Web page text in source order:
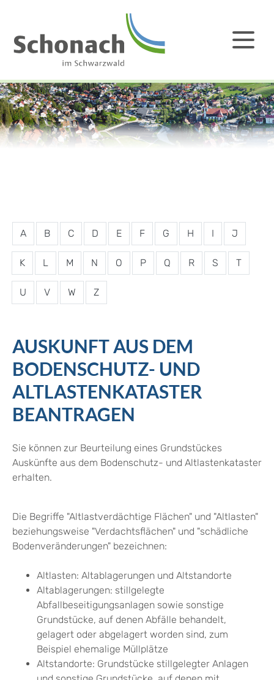
A B C D E F G H I J
K L M N O P Q R S T
U V W Z
AUSKUNFT AUS DEM
BODENSCHUTZ- UND
ALTLASTENKATASTER
BEANTRAGEN
Sie können zur Beurteilung eines Grundstückes
Auskünfte aus dem Bodenschutz- und Altlastenkataster
erhalten.
Die Begriffe "Altlastverdächtige Flächen" und "Altlasten"
beziehungsweise "Verdachtsflächen" und "schädliche
Bodenveränderungen" bezeichnen:
Altlasten: Altablagerungen und Altstandorte
Altablagerungen: stillgelegte
Abfallbeseitigungsanlagen sowie sonstige
Grundstücke, auf denen Abfälle behandelt,
gelagert oder abgelagert worden sind, zum
Beispiel ehemalige Müllplätze
Altstandorte: Grundstücke stillgelegter Anlagen